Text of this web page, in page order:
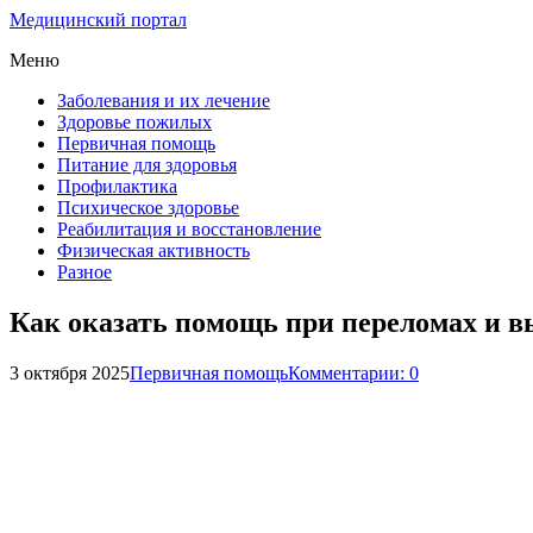
Медицинский портал
Меню
Заболевания и их лечение
Здоровье пожилых
Первичная помощь
Питание для здоровья
Профилактика
Психическое здоровье
Реабилитация и восстановление
Физическая активность
Разное
Как оказать помощь при переломах и
3 октября 2025Первичная помощьКомментарии: 0